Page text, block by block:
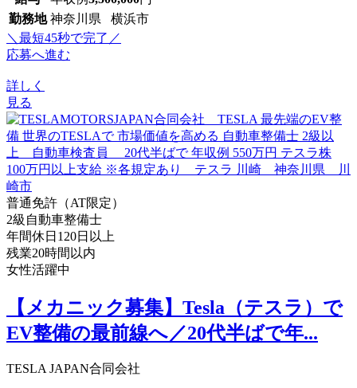
勤務地 神奈川県 横浜市
＼最短45秒で完了／
応募へ進む
詳しく
見る
普通免許（AT限定）
2級自動車整備士
年間休日120日以上
残業20時間以内
女性活躍中
【メカニック募集】Tesla（テスラ）で
EV整備の最前線へ／20代半ばで年...
TESLA JAPAN合同会社